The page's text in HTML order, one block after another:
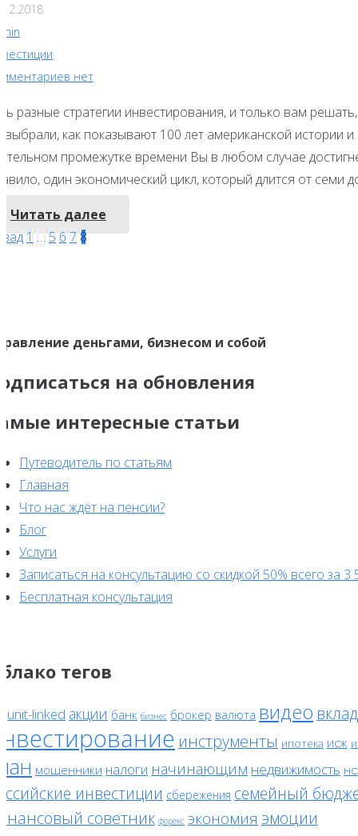
нет
разные стратегии инвестирования, и только вам
выбрали, как показывают 100 лет американской истории
промежутке времени Вы в любом случае
один экономический цикл, который длится от семи
Читать далее
1 … 5 6 7 8
деньгами, бизнесом и собой
на обновления
интересные статьи
Путеводитель по статьям
Главная
Что нас ждёт на пенсии?
Блог
Услуги
Записаться на консультацию со скидкой 50% всего за 3
Бесплатная консультация
тегов
unit-linked акции банк бизнес брокер валюта видео вклад
инструменты ипотека исж
мошенники налоги начинающим недвижимость
инвестиции сбережения семейный
советник форекс экономия эмоции